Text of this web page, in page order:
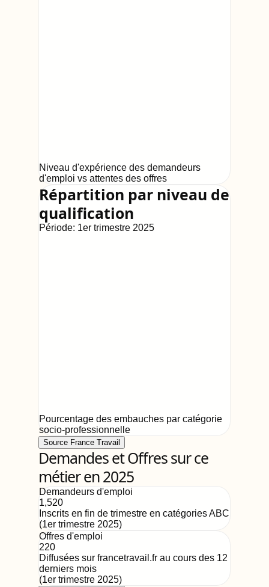
Niveau d'expérience des demandeurs
d'emploi vs attentes des offres
Répartition par niveau de
qualification
Période: 1er trimestre 2025
Pourcentage des embauches par catégorie
socio-professionnelle
Source France Travail
Demandes et Offres sur ce
métier en 2025
Demandeurs d'emploi
1,520
Inscrits en fin de trimestre en catégories ABC
(1er trimestre 2025)
Offres d'emploi
220
Diffusées sur francetravail.fr au cours des 12
derniers mois
(1er trimestre 2025)